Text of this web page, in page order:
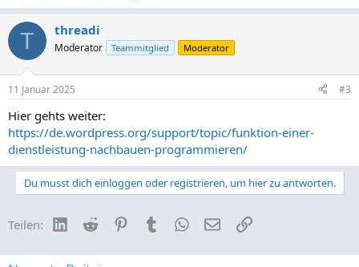
T threadi
Moderator Teammitglied Moderator
11 Januar 2025 #3
Hier gehts weiter:
https://de.wordpress.org/support/topic/funktion-einer-
dienstleistung-nachbauen-programmieren/
Du musst dich einloggen oder registrieren, um hier zu antworten.
Teilen: LinkedIn
Reddit PinterestTumblrWhatsApp
E-MailLink